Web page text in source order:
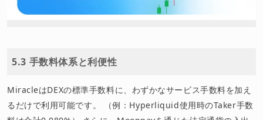
5.3 手数料体系と利便性
MiracleはDEXの標準手数料に、わずかなサービス手数料を加え
るだけで利用可能です。 （例：Hyperliquid使用時のTaker手数